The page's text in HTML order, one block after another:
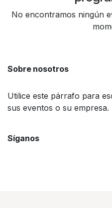
No encontramos ningún
Sobre nosotros
Utilice este párrafo para
sus eventos o su empresa.
Síganos